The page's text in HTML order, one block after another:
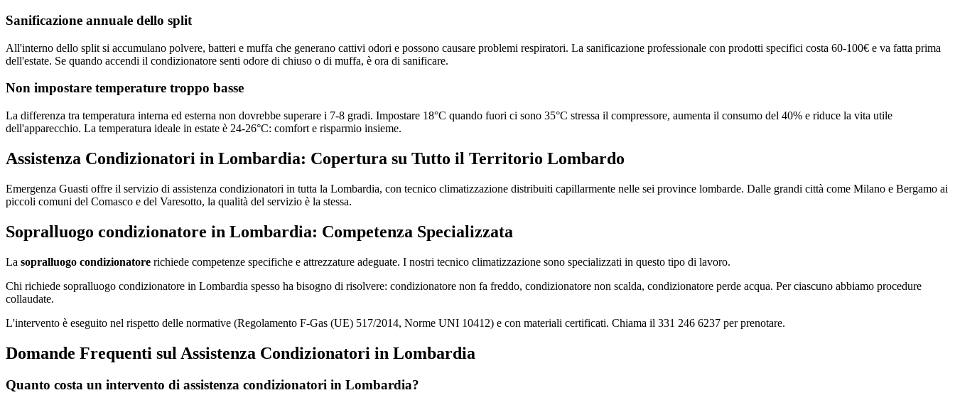
Sanificazione annuale dello split
All'interno dello split si accumulano polvere, batteri e muffa che generano cattivi odori e possono causare problemi respiratori. La sanificazione professionale con prodotti specifici costa 60-100€ e va fatta prima
dell'estate. Se quando accendi il condizionatore senti odore di chiuso o di muffa, è ora di sanificare.
Non impostare temperature troppo basse
La differenza tra temperatura interna ed esterna non dovrebbe superare i 7-8 gradi. Impostare 18°C quando fuori ci sono 35°C stressa il compressore, aumenta il consumo del 40% e riduce la vita utile
dell'apparecchio. La temperatura ideale in estate è 24-26°C: comfort e risparmio insieme.
Assistenza Condizionatori in Lombardia: Copertura su Tutto il Territorio Lombardo
Emergenza Guasti offre il servizio di assistenza condizionatori in tutta la Lombardia, con tecnico climatizzazione distribuiti capillarmente nelle sei province lombarde. Dalle grandi città come Milano e Bergamo ai
piccoli comuni del Comasco e del Varesotto, la qualità del servizio è la stessa.
Sopralluogo condizionatore in Lombardia: Competenza Specializzata
La sopralluogo condizionatore richiede competenze specifiche e attrezzature adeguate. I nostri tecnico climatizzazione sono specializzati in questo tipo di lavoro.
Chi richiede sopralluogo condizionatore in Lombardia spesso ha bisogno di risolvere: condizionatore non fa freddo, condizionatore non scalda, condizionatore perde acqua. Per ciascuno abbiamo procedure
collaudate.
L'intervento è eseguito nel rispetto delle normative (Regolamento F-Gas (UE) 517/2014, Norme UNI 10412) e con materiali certificati. Chiama il 331 246 6237 per prenotare.
Domande Frequenti sul Assistenza Condizionatori in Lombardia
Quanto costa un intervento di assistenza condizionatori in Lombardia?